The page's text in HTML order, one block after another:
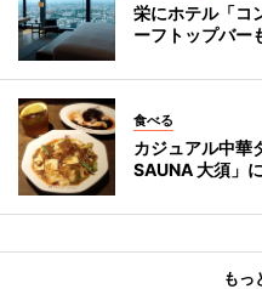
栄にホテル「
ーフトップバー
食べる
カジュアル中
SAUNA 大須」
もっ